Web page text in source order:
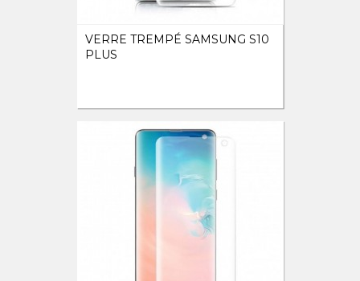
VERRE TREMPÉ SAMSUNG S10
PLUS